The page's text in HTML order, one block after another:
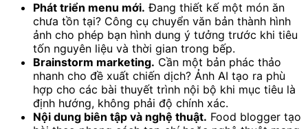
Phát triển menu mới. Đang thiết kế một món ăn
chưa tồn tại? Công cụ chuyển văn bản thành hình
ảnh cho phép bạn hình dung ý tưởng trước khi tiêu
tốn nguyên liệu và thời gian trong bếp.
Brainstorm marketing. Cần một bản phác thảo
nhanh cho đề xuất chiến dịch? Ảnh AI tạo ra phù
hợp cho các bài thuyết trình nội bộ khi mục tiêu là
định hướng, không phải độ chính xác.
Nội dung biên tập và nghệ thuật. Food blogger tạo